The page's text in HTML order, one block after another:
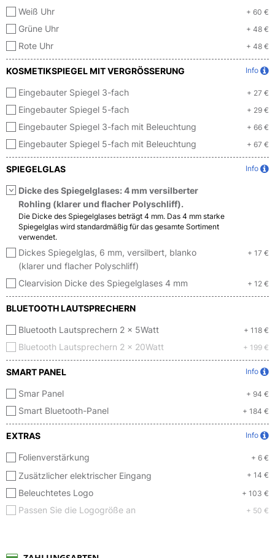
Weiß Uhr + 60 €
Grüne Uhr + 48 €
Rote Uhr + 48 €
KOSMETIKSPIEGEL MIT VERGRÖSSERUNG Info
Eingebauter Spiegel 3-fach + 27 €
Eingebauter Spiegel 5-fach + 29 €
Eingebauter Spiegel 3-fach mit Beleuchtung + 66 €
Eingebauter Spiegel 5-fach mit Beleuchtung + 67 €
SPIEGELGLAS Info
Dicke des Spiegelglases: 4 mm versilberter
Rohling (klarer und flacher Polyschliff).
Die Dicke des Spiegelglases beträgt 4 mm. Das 4 mm starke
Spiegelglas wird standardmäßig für das gesamte Sortiment
verwendet.
Dickes Spiegelglas, 6 mm, versilbert, blanko
(klarer und flacher Polyschliff)
+ 17 €
Clearvision Dicke des Spiegelglases 4 mm + 12 €
BLUETOOTH LAUTSPRECHERN
Bluetooth Lautsprechern 2 x 5Watt + 118 €
Bluetooth Lautsprechern 2 x 20Watt + 199 €
SMART PANEL Info
Smar Panel + 94 €
Smart Bluetooth-Panel + 184 €
EXTRAS Info
Folienverstärkung + 6 €
Zusätzlicher elektrischer Eingang + 14 €
Beleuchtetes Logo + 103 €
Passen Sie die Logogröße an + 50 €